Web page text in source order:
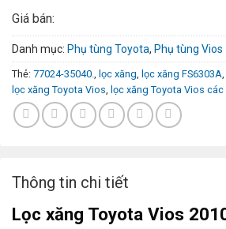
Giá bán:
Danh mục: Phụ tùng Toyota, Phụ tùng Vios
Thẻ: 77024-35040. lọc xăng lọc xăng FS6303A
lọc xăng Toyota Vios
lọc xăng Toyota Vios các
Thông tin chi tiết
Lọc xăng Toyota Vios